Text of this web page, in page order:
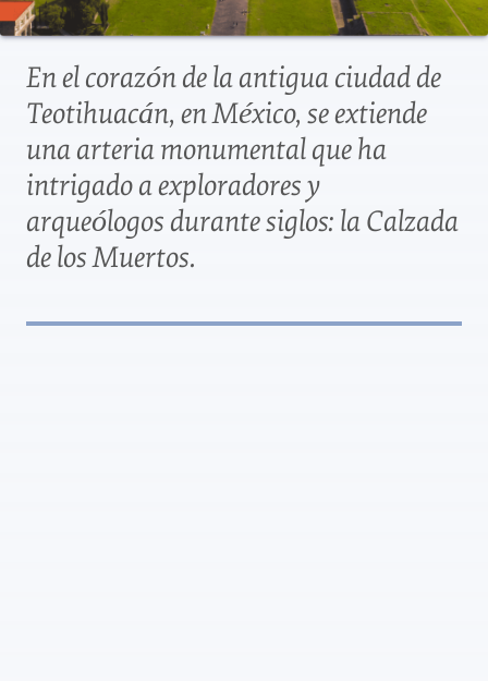
En el corazón de la antigua ciudad de
Teotihuacán, en México, se extiende
una arteria monumental que ha
intrigado a exploradores y
arqueólogos durante siglos: la Calzada
de los Muertos.